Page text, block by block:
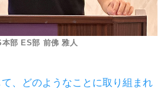
本部 ES部 前佛 雅人
、どのようなことに取り組まれ